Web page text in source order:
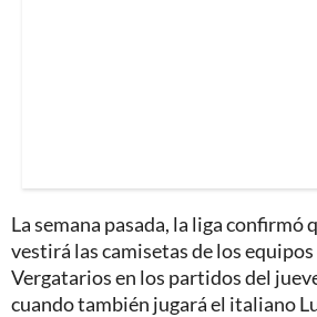
La semana pasada, la liga confirmó
vestirá las camisetas de los
Vergatarios en los partidos del
cuando también jugará el italiano